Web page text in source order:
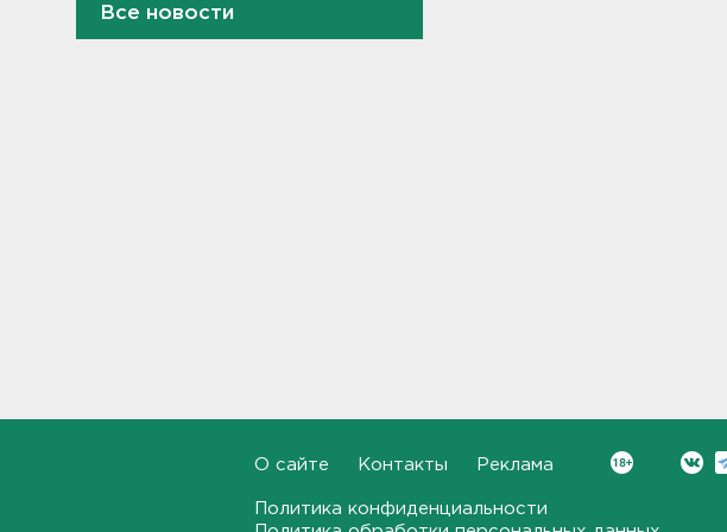
что наехала на детей на
матрасе - фото и видео
Все новости
О сайте Контакты Реклама
Политика конфиденциальности